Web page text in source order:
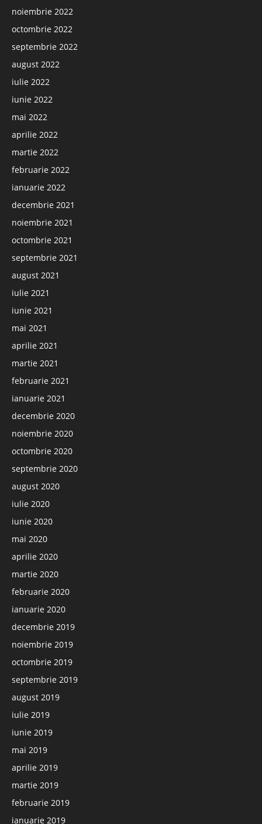
noiembrie 2022
octombrie 2022
septembrie 2022
august 2022
iulie 2022
iunie 2022
mai 2022
aprilie 2022
martie 2022
februarie 2022
ianuarie 2022
decembrie 2021
noiembrie 2021
octombrie 2021
septembrie 2021
august 2021
iulie 2021
iunie 2021
mai 2021
aprilie 2021
martie 2021
februarie 2021
ianuarie 2021
decembrie 2020
noiembrie 2020
octombrie 2020
septembrie 2020
august 2020
iulie 2020
iunie 2020
mai 2020
aprilie 2020
martie 2020
februarie 2020
ianuarie 2020
decembrie 2019
noiembrie 2019
octombrie 2019
septembrie 2019
august 2019
iulie 2019
iunie 2019
mai 2019
aprilie 2019
martie 2019
februarie 2019
ianuarie 2019